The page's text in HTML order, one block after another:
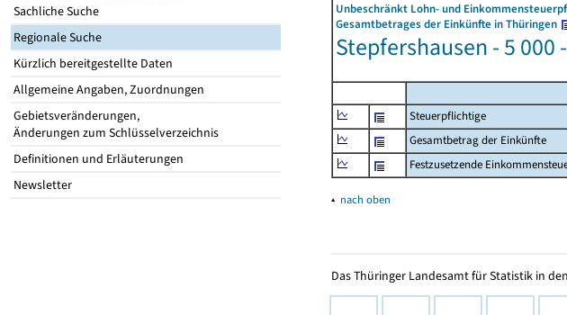
Sachliche Suche
Regionale Suche
Kürzlich bereitgestellte Daten
Allgemeine Angaben, Zuordnungen
Gebietsveränderungen,
Änderungen zum Schlüsselverzeichnis
Definitionen und Erläuterungen
Newsletter
Unbeschränkt Lohn- und
Gesamtbetrages der Einkünfte in Thüringen
Stepfershausen - 5 000
Steuerpflichtige
Gesamtbetrag der Einkünfte
Festzusetzende
▴ nach oben
Das Thüringer Landesamt für Statistik in